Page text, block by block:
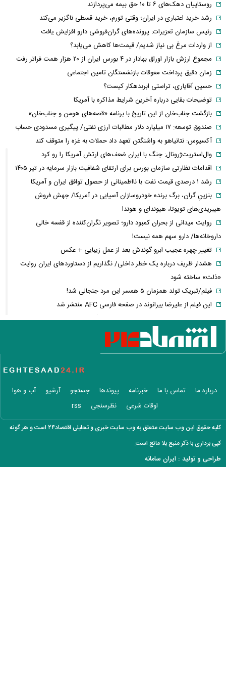
روستاییان دهک‌های ۶ تا ۱۰ حق بیمه می‌پردازند
رشد خرید اعتباری در ایران؛ وقتی تورم، خرید قسطی ناگزیر می‌کند
رئیس سازمان تعزیرات: پرونده‌های گران‌فروشی دارو افزایش یافت
از واردات مرغ بی نیاز شدیم/ قیمت‌ها کاهش می‌یابد؟
مجموع ارزش بازار اوراق بهادار در ۴ بورس ایران از ۲۰ هزار همت فراتر رفت
زمان دقیق پرداخت معوقات بازنشستگان تامین اجتماعی
حسین آقایاری، تراستی ابربدهکار کیست؟
توضیحات بقایی درباره آخرین شرایط مذاکره با آمریکا
بازگشت جناب‌خان از این تاریخ با برنامه «قصه‌های هومن و جناب‌خان»
صندوق توسعه: ۱۷ میلیارد دلار مطالبات ارزی نفتی/ پیگیری مسدودی حساب
آکسیوس: نتانیاهو به واشنگتن تعهد داد حملات به غزه را متوقف کند
وال‌استریت‌ژرونال: جنگ با ایران ضعف‌های ارتش آمریکا را رو کرد
اقدامات نظارتی سازمان بورس برای ارتقای شفافیت بازار سرمایه در تیر ۱۴۰۵
رشد ۱ درصدی قیمت نفت با نااطمینانی از حصول توافق ایران و آمریکا
بنزینِ گران، برگ برنده خودروسازان آسیایی در آمریکا/ جهش فروش
هیبریدی‌های تویوتا، هیوندای و هوندا
روایت میدانی از بحران کمبود دارو؛ تصویر نگران‌کننده از قفسه خالی
داروخانه‌ها/ دارو سهم همه نیست!
تغییر چهره عجیب ابرو گوندش بعد از عمل زیبایی + عکس
هشدار ظریف درباره یک خطر داخلی/ نگذاریم از دستاوردهای ایران روایت
«ذلت» ساخته شود
فیلم/تبریک تولد همزمان ۵ همسر این مرد جنجالی شد!
این فیلم از علیرضا بیرانوند در صفحه فارسی AFC منتشر شد
فارن پالیسی: موضوع ایران در اختیار دولت آتی اسرائیل نیست/ اپوزیسیون،
این بار نتانیاهو را از پای در می‌آورند؟
آلت‌کوین‌ها در دوئل صعود و سقوط/ سولانا سبزپوش شد، شیبا و گرام زیر
فیلم/ تفحص اهالی میناب برای یافتن پیکر شهدای مدرسه شجره طیبه
عکس زیرخاکی از محبوبترین محله تهران ۵۰ سال
دلیل ۱۵ روز بی‌خبری از حمیدرضا رجب‌زاده فاش شد / مداح جوان چگونه به
تعرفه دفاتر اسناد رسمی ۳۰ تا ۳۵ درصد گران شد
عکس/تبریک عاشقانه تهمینه میلانی برای تولد همسرش
آخرین وضعیت پرداخت معوقات بازنشستگان تأمین اجتماعی
بمب فسفری چیست و چرا در برخی از جنگ‌ها از آن استفاده می‌کنند؟
درباره ما تماس با ما خبرنامه پیوندها جستجو آرشیو
آب و هوا
اوقات شرعی
نظرسنجی rss
کلیه حقوق این وب سایت متعلق به وب سایت خبری و تحلیلی اقتصاد۲۴ است و هر گونه
کپی برداری با ذکر منبع بلا مانع است.
طراحی و تولید : ایران سامانه